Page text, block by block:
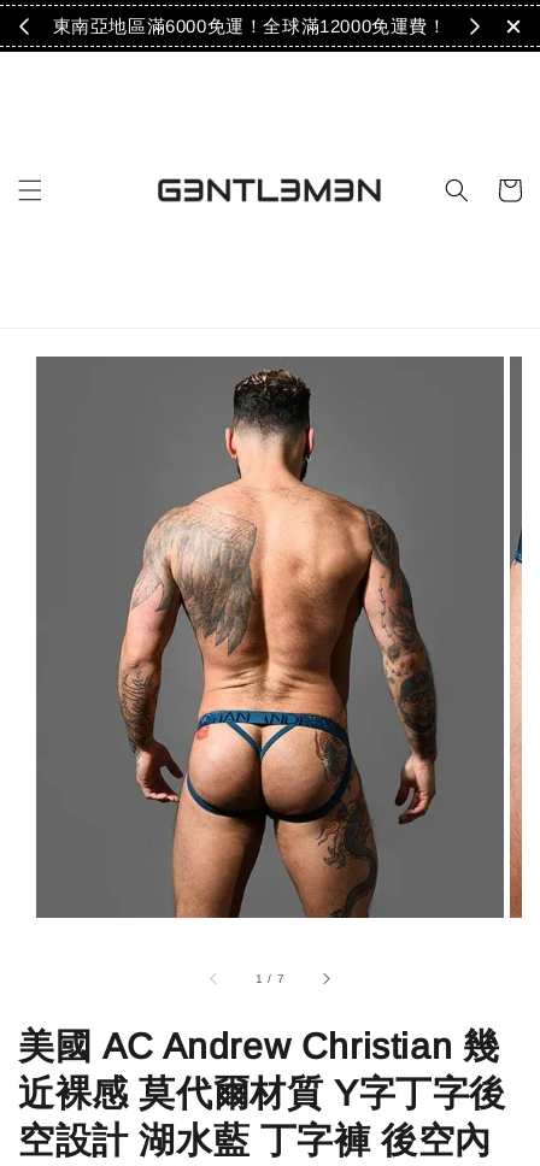
！ 東南亞地區滿6000免運！全球滿12000免運費！
1 / 7
美國 AC Andrew Christian 幾
近裸感 莫代爾材質 Y字丁字後
空設計 湖水藍 丁字褲 後空內